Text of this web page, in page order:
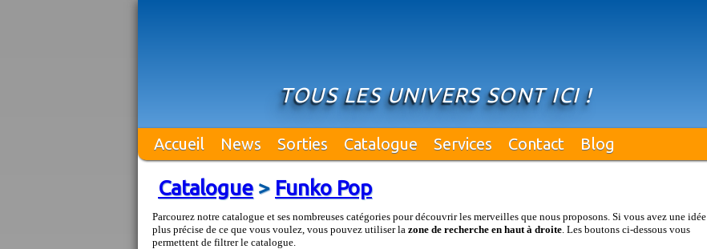
TOUS LES UNIVERS SONT ICI !
Accueil News Sorties Catalogue Services Contact Blog
Catalogue> Funko Pop
Parcourez notre catalogue et ses nombreuses catégories pour découvrir les merveilles que nous proposons. Si vous avez une idée
plus précise de ce que vous voulez, vous pouvez utiliser la zone de recherche en haut à droite. Les boutons ci-dessous vous
permettent de filtrer le catalogue.